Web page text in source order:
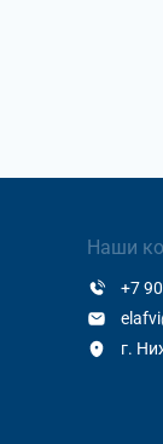
Наши
+7
г.